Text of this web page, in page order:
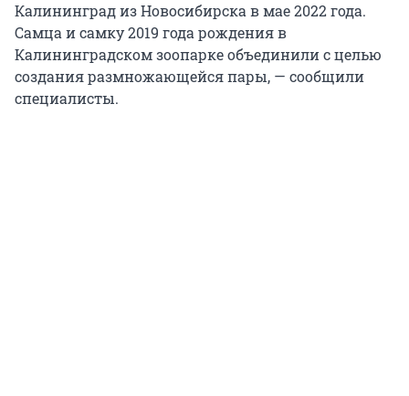
Калининград из Новосибирска в мае 2022 года.
Самца и самку 2019 года рождения в
Калининградском зоопарке объединили с целью
создания размножающейся пары, — сообщили
специалисты.